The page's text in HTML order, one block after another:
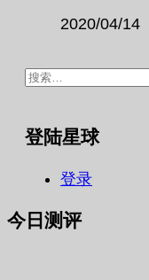
2020/04/14
搜
登陆星球
登录
今日测评